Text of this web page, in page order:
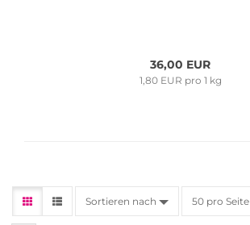
36,00 EUR
1,80 EUR pro 1 kg
Sortieren nach 50 pro Seite